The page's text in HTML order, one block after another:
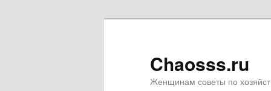
Chaosss.ru
Женщинам советы по